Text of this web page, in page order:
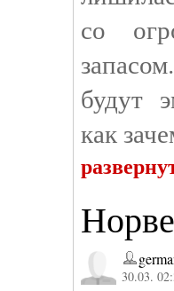
со
будут
как
30.03.